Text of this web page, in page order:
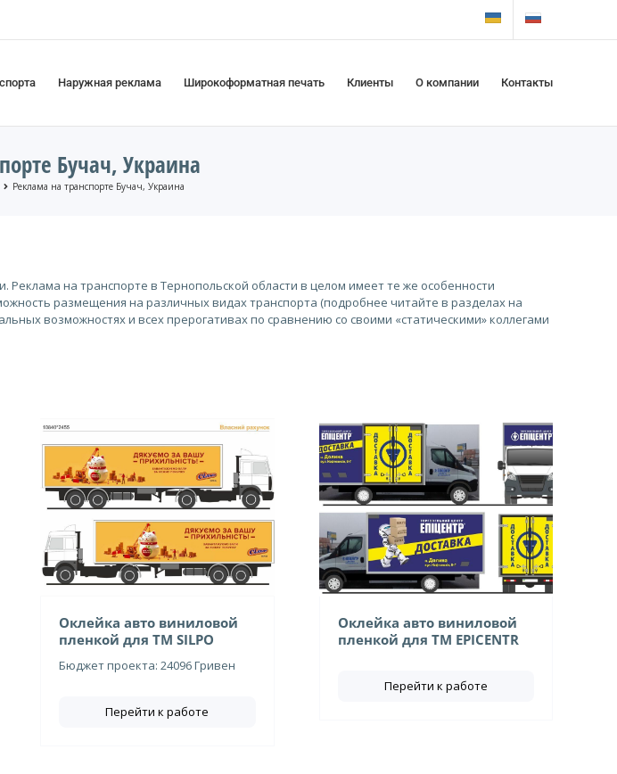
Наружная реклама Широкоформатная печать Клиенты О компании Контакты
Бучач, Украина
Реклама на транспорте Бучач, Украина
на транспорте в Тернопольской области в целом имеет те же особенности
размещения на различных видах транспорта (подробнее читайте в разделах на
возможностях и всех прерогативах по сравнению со своими «статическими» коллегами
Оклейка авто виниловой
пленкой для ТМ SILPO
Бюджет проекта: 24096 Гривен
Перейти к работе
Оклейка авто виниловой
пленкой для ТМ EPICENTR
Перейти к работе